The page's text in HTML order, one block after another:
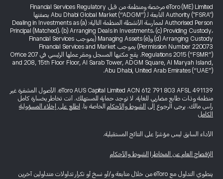
eToro (ME) Limited مرخصة ومنظمة من قبل Financial Services Regulatory
Authority ("FSRA") التابعة لـ Abu Dhabi Global Market (“ADGM”) بصفتها
Authorised Person لممارسة الأنشطة المنظمة التالية: (a) Dealing in Investments as
Principal (Matched)، (b) Arranging Deals in Investments، (c) Providing Custody،
(d) Arranging Custody و(e) Managing Assets (بموجب Financial Services
Permission Number 220073) بموجب Financial Services and Market
Regulations 2015 (“FSMR”). يقع مكتبها المسجل ومقر عملها الرئيسي في Office 207
and 208, 15th Floor Floor, Al Sarab Tower, ADGM Square, Al Maryah Island,
Abu Dhabi, United Arab Emirates (“UAE”).
eToro AUS Capital Limited ACN 612 791 803 AFSL 491139. الأصول المشفرة غير
منظمة وذات طابع مضاربي للغاية. لا توجد حماية للمستهلك. أنت تخاطر بخسارة كامل
رأس مالك. يرجى الرجوع إلى الشروط والأحكام الخاصة بنا. اطلع على إخلاء المسؤولية
الكامل
الأداء السابق ليس مؤشرًا على النتائج المستقبلية.
الإفصاح العام عن المخاطر الشروط والأحكام
ينطوي التداول مع eToro من خلال متابعة و/أو نسخ أو تكرار تداولات متداولين آخرين